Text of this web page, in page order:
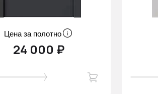
Цена за полотно
24 000 ₽